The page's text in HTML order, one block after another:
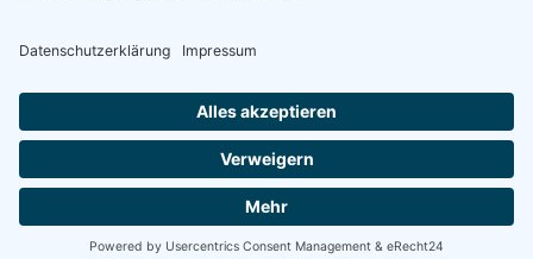
3. Juni 2026
© 2026 Solarscout Eifel